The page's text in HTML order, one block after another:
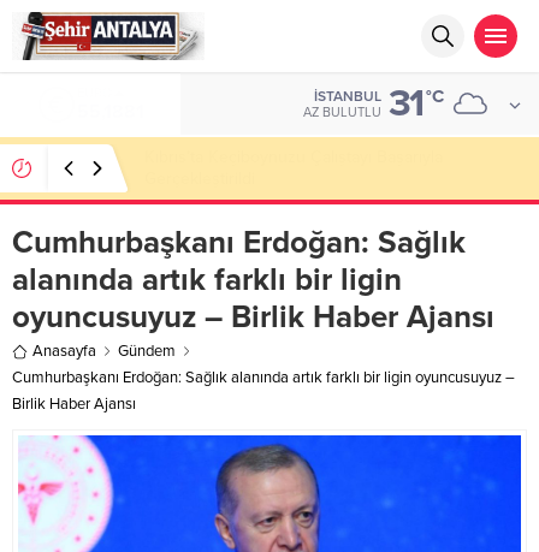
İSTANBUL
AZ BULUTLU 31°C
Cumhurbaşkanı Erdoğan: Sağlık
alanında artık farklı bir ligin
oyuncusuyuz – Birlik Haber Ajansı
Anasayfa
Gündem
Cumhurbaşkanı Erdoğan: Sağlık alanında artık farklı bir ligin oyuncusuyuz –
Birlik Haber Ajansı